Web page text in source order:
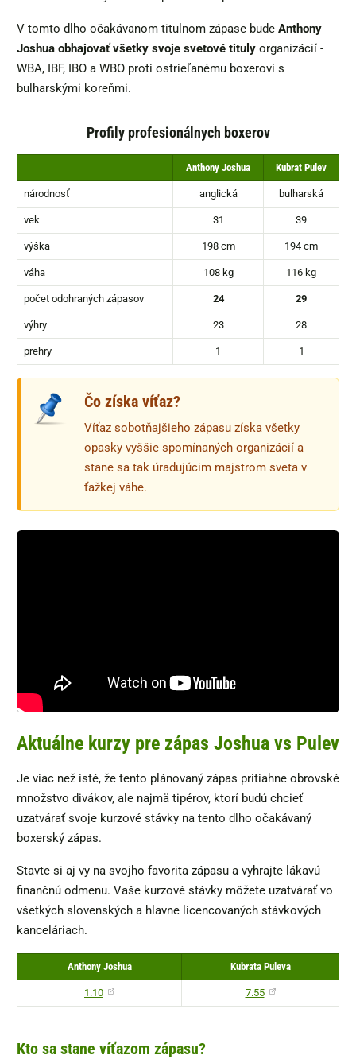
V tomto dlho očakávanom titulnom zápase bude Anthony
Joshua obhajovať všetky svoje svetové tituly organizácií -
WBA, IBF, IBO a WBO proti ostrieľanému boxerovi s
bulharskými koreňmi.
Profily profesionálnych boxerov
Anthony Joshua Kubrat Pulev
národnosť anglická bulharská
vek 31 39
výška 198 cm 194 cm
váha 108 kg 116 kg
počet odohraných zápasov 24 29
výhry 23 28
prehry 1 1
Čo získa víťaz?
Víťaz sobotňajšieho zápasu získa všetky
opasky vyššie spomínaných organizácií a
stane sa tak úradujúcim majstrom sveta v
ťažkej váhe.
Aktuálne kurzy pre zápas Joshua vs Pulev
Je viac než isté, že tento plánovaný zápas pritiahne obrovské
množstvo divákov, ale najmä tipérov, ktorí budú chcieť
uzatvárať svoje kurzové stávky na tento dlho očakávaný
boxerský zápas.
Stavte si aj vy na svojho favorita zápasu a vyhrajte lákavú
finančnú odmenu. Vaše kurzové stávky môžete uzatvárať vo
všetkých slovenských a hlavne licencovaných stávkových
kanceláriach.
Anthony Joshua Kubrata Puleva
1.10 7.55
Kto sa stane víťazom zápasu?